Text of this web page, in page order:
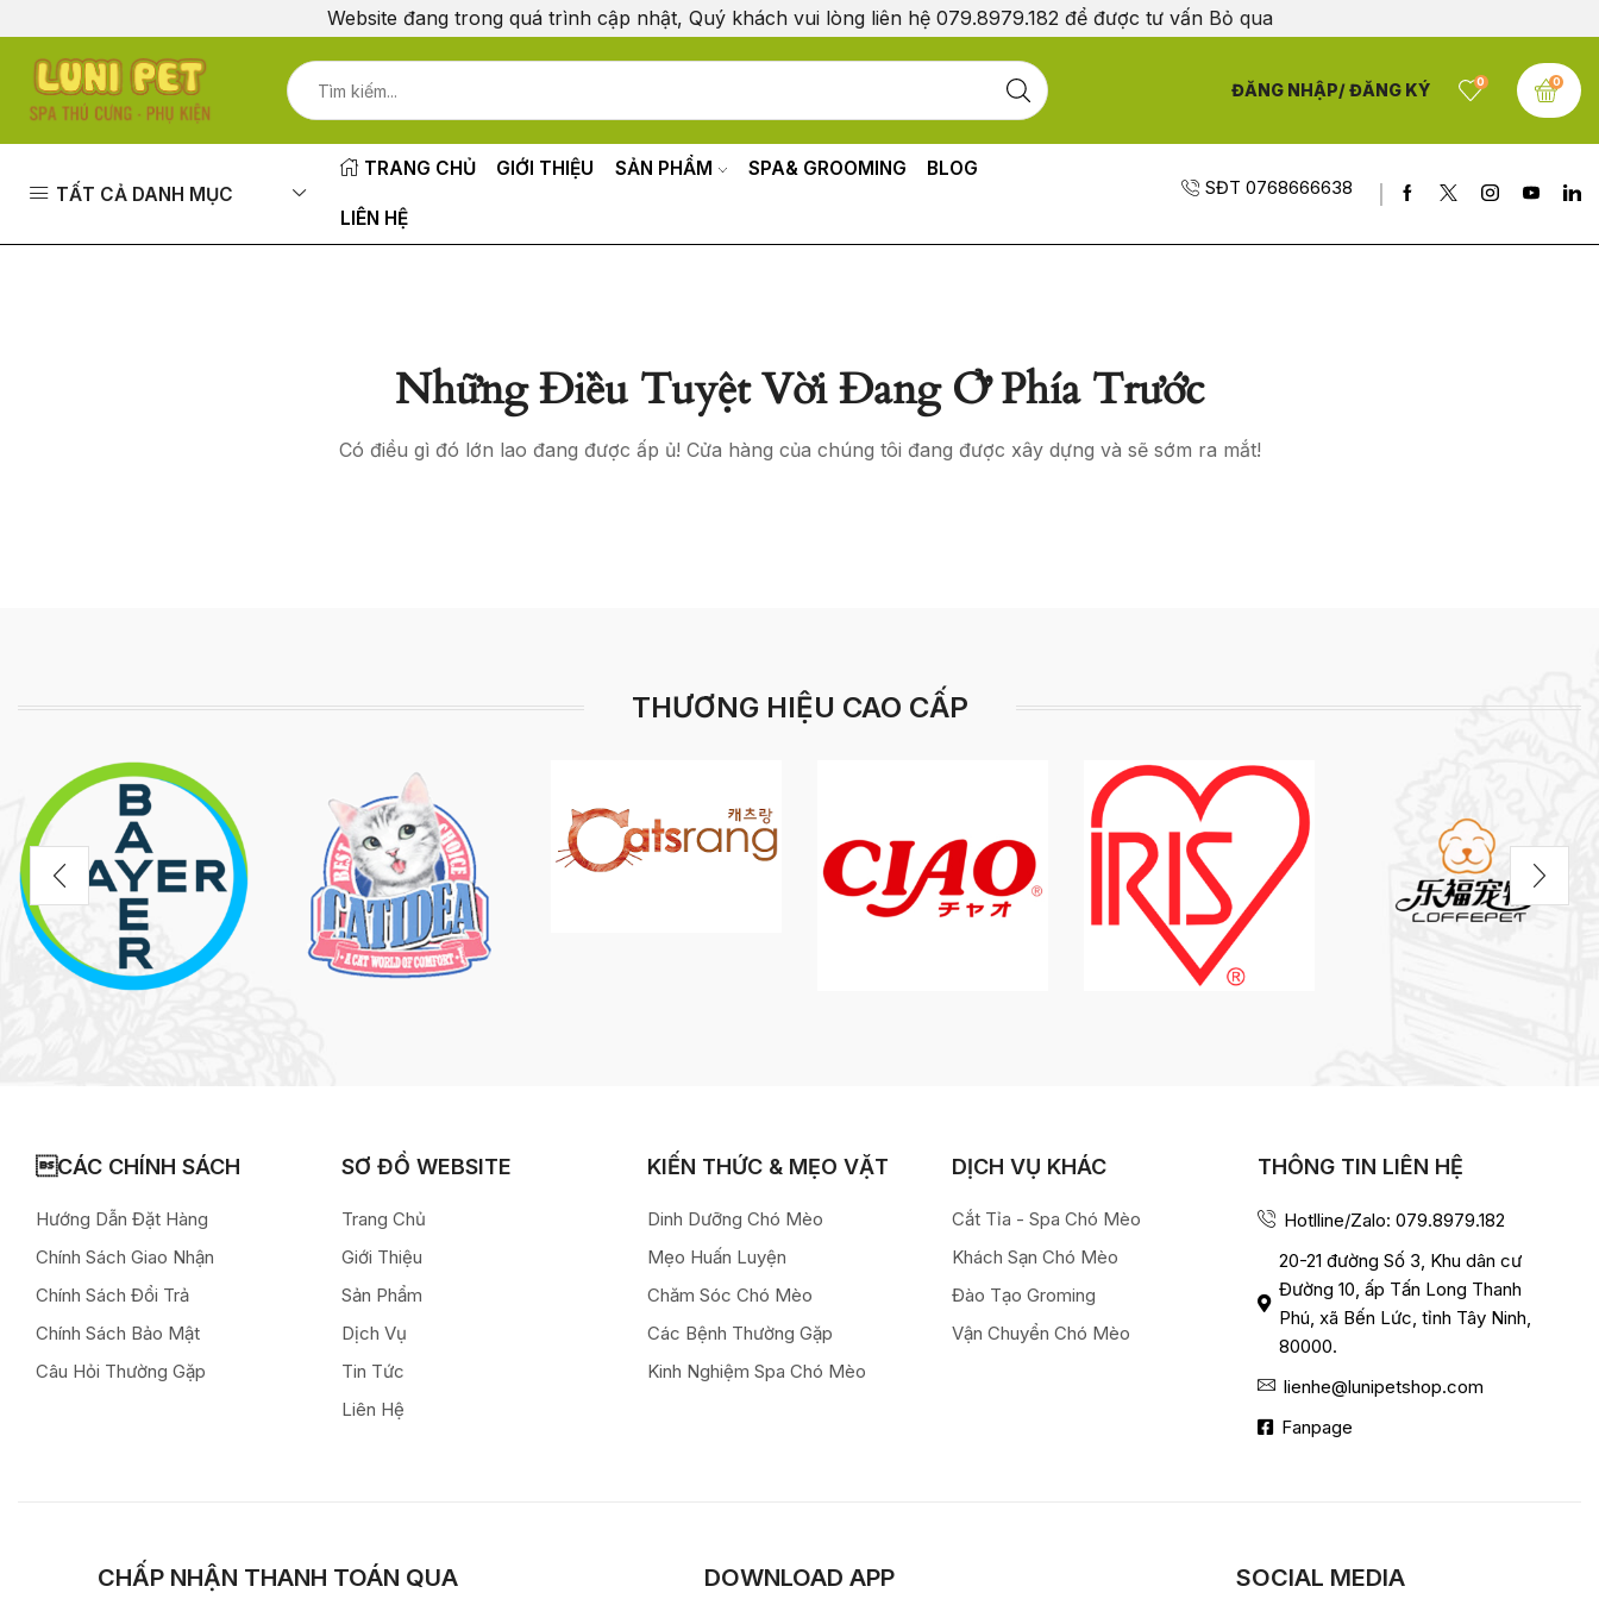
Website đang trong quá trình cập nhật, Quý khách vui lòng liên hệ 079.8979.182 để được tư vấn Bỏ qua
ĐĂNG NHẬP/ ĐĂNG KÝ 0 0
TẤT CẢ DANH MỤC
TRANG CHỦ GIỚI THIỆU SẢN PHẨM SPA& GROOMING BLOG
LIÊN HỆ
SĐT 0768666638
Những Điều Tuyệt Vời Đang Ở Phía Trước
Có điều gì đó lớn lao đang được ấp ủ! Cửa hàng của chúng tôi đang được xây dựng và sẽ sớm ra mắt!
THƯƠNG HIỆU CAO CẤP
CÁC CHÍNH SÁCH
Hướng Dẫn Đặt Hàng
Chính Sách Giao Nhận
Chính Sách Đổi Trả
Chính Sách Bảo Mật
Câu Hỏi Thường Gặp
SƠ ĐỒ WEBSITE
Trang Chủ
Giới Thiệu
Sản Phẩm
Dịch Vụ
Tin Tức
Liên Hệ
KIẾN THỨC & MẸO VẶT
Dinh Dưỡng Chó Mèo
Mẹo Huấn Luyện
Chăm Sóc Chó Mèo
Các Bệnh Thường Gặp
Kinh Nghiệm Spa Chó Mèo
DỊCH VỤ KHÁC
Cắt Tỉa - Spa Chó Mèo
Khách Sạn Chó Mèo
Đào Tạo Groming
Vận Chuyển Chó Mèo
THÔNG TIN LIÊN HỆ
Hotlline/Zalo: 079.8979.182
20-21 đường Số 3, Khu dân cư
Đường 10, ấp Tấn Long Thanh
Phú, xã Bến Lức, tỉnh Tây Ninh,
80000.
lienhe@lunipetshop.com
Fanpage
CHẤP NHẬN THANH TOÁN QUA DOWNLOAD APP SOCIAL MEDIA